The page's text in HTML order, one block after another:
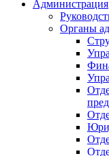
Администрация
Органы